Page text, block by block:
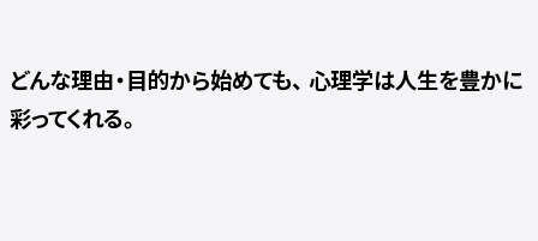
どんな理由・目的から始めても、 心理学は人生を豊かに
彩ってくれる。